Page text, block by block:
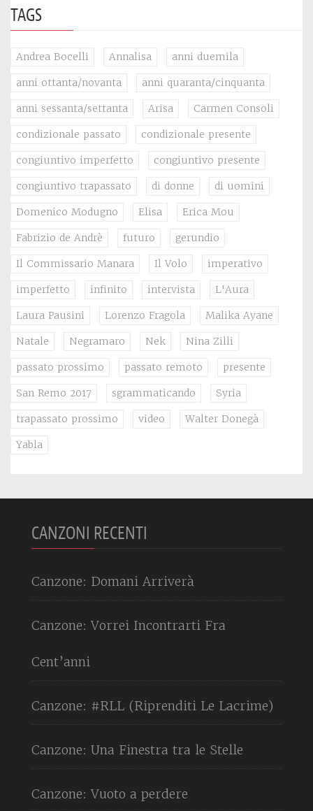
TAGS
Andrea Bocelli Annalisa anni duemila
anni ottanta/novanta anni quaranta/cinquanta
anni sessanta/settanta Arisa Carmen Consoli
condizionale passato condizionale presente
congiuntivo imperfetto congiuntivo presente
congiuntivo trapassato di donne di uomini
Domenico Modugno Elisa Erica Mou
Fabrizio de Andrè futuro gerundio
Il Commissario Manara Il Volo imperativo
imperfetto infinito intervista L'Aura
Laura Pausini Lorenzo Fragola Malika Ayane
Natale Negramaro Nek Nina Zilli
passato prossimo passato remoto presente
San Remo 2017 sgrammaticando Syria
trapassato prossimo video Walter Donegà
Yabla
CANZONI RECENTI
Canzone: Domani Arriverà
Canzone: Vorrei Incontrarti Fra
Cent’anni
Canzone: #RLL (Riprenditi Le Lacrime)
Canzone: Una Finestra tra le Stelle
Canzone: Vuoto a perdere